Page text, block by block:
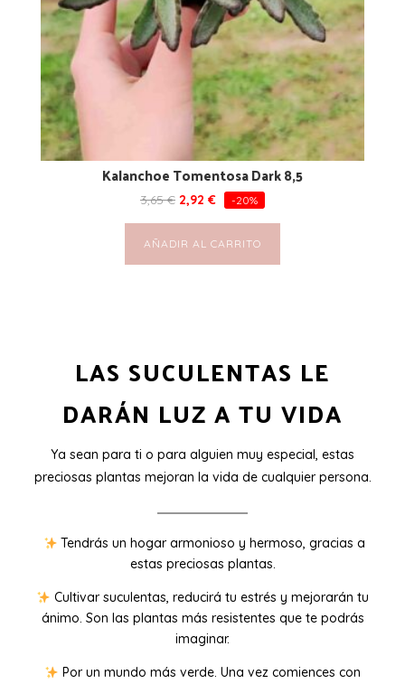
Kalanchoe Tomentosa Dark 8,5
3,65€ 2,92 € -20%
AÑADIR AL CARRITO
LAS SUCULENTAS LE
DARÁN LUZ A TU VIDA
Ya sean para ti o para alguien muy especial, estas
preciosas plantas mejoran la vida de cualquier persona.
Tendrás un hogar armonioso y hermoso, gracias a
estas preciosas plantas.
Cultivar suculentas, reducirá tu estrés y mejorarán tu
ánimo. Son las plantas más resistentes que te podrás
imaginar.
Por un mundo más verde. Una vez comiences con